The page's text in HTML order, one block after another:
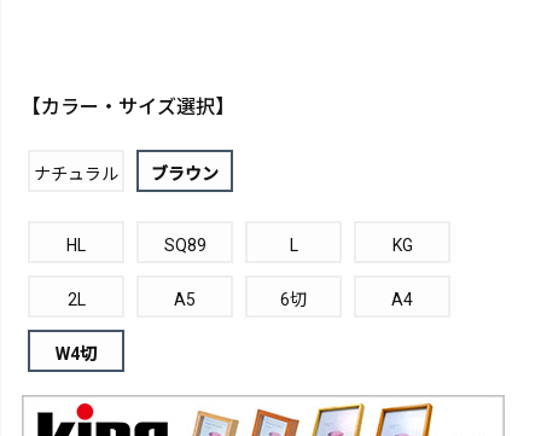
【カラー・サイズ選択】
ナチュラル ブラウン
HL SQ89 L KG
2L A5 6切 A4
W4切